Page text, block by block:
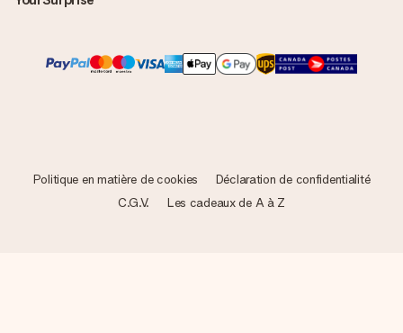
Politique en matière de cookies
Déclaration de confidentialité
C.G.V.
Les cadeaux de A à Z